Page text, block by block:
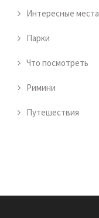
Интересные места
Парки
Что посмотреть
Римини
Путешествия